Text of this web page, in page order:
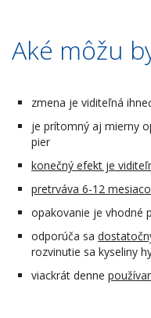
Aké môžu
zmena je viditeľná
je prítomný aj mierny
pier
konečný efekt je
pretrváva 6-12
opakovanie je vhodné
odporúča sa
rozvinutie sa kyseliny
viackrát denne